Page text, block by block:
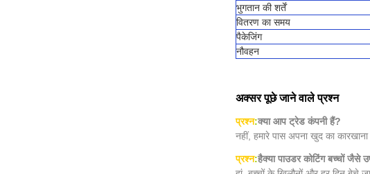
भुगतान की शर्तें
वितरण का समय
पैकेजिंग
नौवहन
अक्सर पूछे जाने वाले प्रश्न
प्रश्न:क्या आप ट्रेड कंपनी हैं?
नहीं, हमारे पास अपना खुद का कारखाना
प्रश्न:हैक्या पाउडर कोटिंग बच्चों जैसे